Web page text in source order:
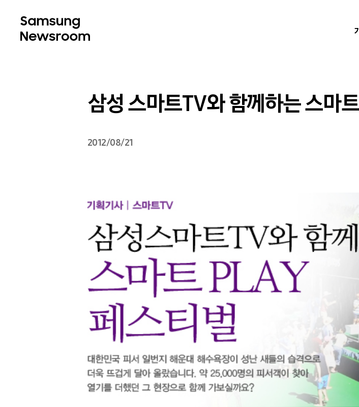
삼성 스마트TV와 함께하는 스마
2012/08/21